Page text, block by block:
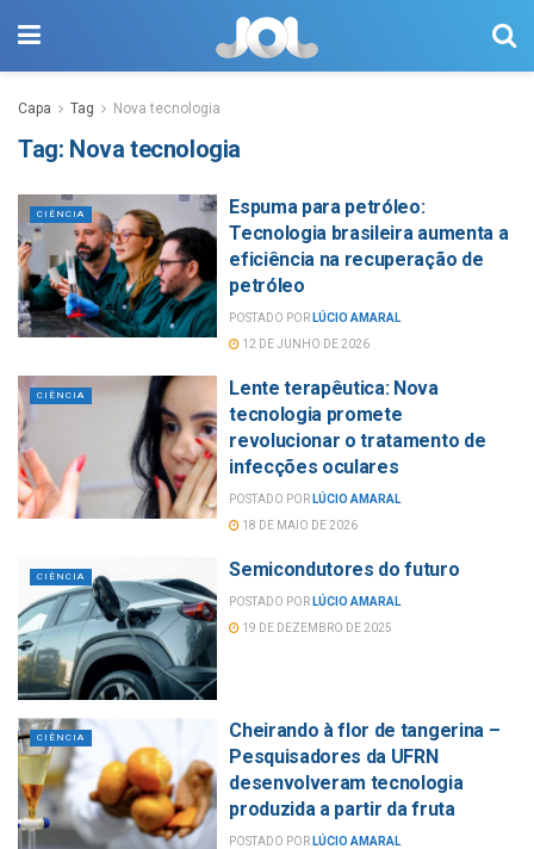
Capa Tag Nova tecnologia
Tag: Nova tecnologia
CIÊNCIA
Espuma para petróleo:
Tecnologia brasileira aumenta a
eficiência na recuperação de
petróleo
POSTADO POR LÚCIO AMARAL
12 DE JUNHO DE 2026
CIÊNCIA
Lente terapêutica: Nova
tecnologia promete
revolucionar o tratamento de
infecções oculares
POSTADO POR LÚCIO AMARAL
18 DE MAIO DE 2026
CIÊNCIA Semicondutores do futuro
POSTADO POR LÚCIO AMARAL
19 DE DEZEMBRO DE 2025
CIÊNCIA
Cheirando à flor de tangerina –
Pesquisadores da UFRN
desenvolveram tecnologia
produzida a partir da fruta
POSTADO POR LÚCIO AMARAL